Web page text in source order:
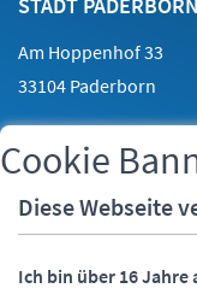
STADT PADERBORN
Am Hoppenhof 33
33104 Paderborn
Telefon:05251 88-0
Fax:
05251 88-2000
E-Mail:
Cookie
Diese Webseite
Ich bin über 16